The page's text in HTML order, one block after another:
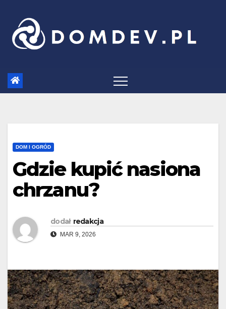
content
DOM I OGRÓD
Gdzie kupić nasiona
chrzanu?
dodał redakcja
MAR 9, 2026